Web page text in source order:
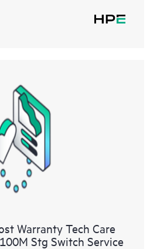
Warranty Tech Care
Stg Switch Service